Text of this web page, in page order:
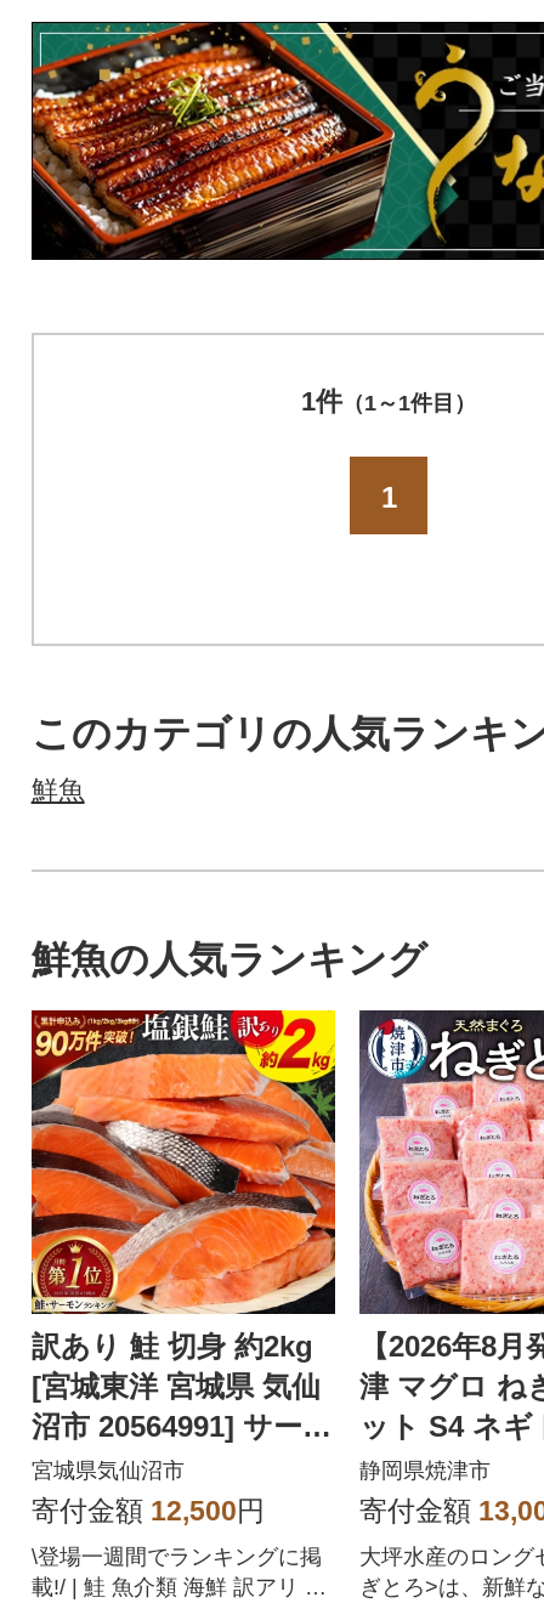
1件（1～1件目）
1
このカテゴリの人気ランキ
鮮魚
鮮魚の人気ランキング
訳あり 鮭 切身 約2kg
[宮城東洋 宮城県 気仙
沼市 20564991] サーモ
ン
宮城県気仙沼市
寄付金額 12,500円
\登場一週間でランキングに掲
載!/ | 鮭 魚介類 海鮮 訳アリ 規
【2026年8月
津 マグロ ね
ット S4 ネギ
150202608)
静岡県焼津市
寄付金額
大坪水産のロング
ぎとろ>は、新鮮